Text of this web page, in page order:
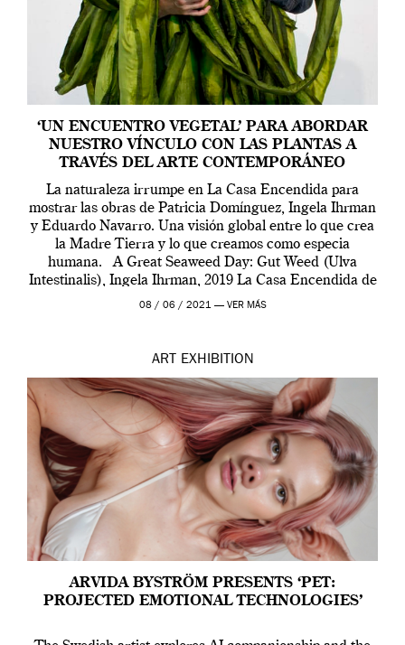
‘UN ENCUENTRO VEGETAL’ PARA ABORDAR
NUESTRO VÍNCULO CON LAS PLANTAS A
TRAVÉS DEL ARTE CONTEMPORÁNEO
La naturaleza irrumpe en La Casa Encendida para
mostrar las obras de Patricia Domínguez, Ingela Ihrman
y Eduardo Navarro. Una visión global entre lo que crea
la Madre Tierra y lo que creamos como especia
humana. A Great Seaweed Day: Gut Weed (Ulva
Intestinalis), Ingela Ihrman, 2019 La Casa Encendida de
Madrid y la Wellcome […]
08 / 06 / 2021 — VER MÁS
ART EXHIBITION
ARVIDA BYSTRÖM PRESENTS ‘PET:
PROJECTED EMOTIONAL TECHNOLOGIES’